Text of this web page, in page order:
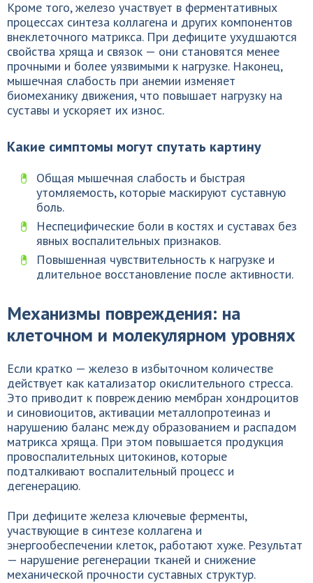
Кроме того, железо участвует в ферментативных
процессах синтеза коллагена и других компонентов
внеклеточного матрикса. При дефиците ухудшаются
свойства хряща и связок — они становятся менее
прочными и более уязвимыми к нагрузке. Наконец,
мышечная слабость при анемии изменяет
биомеханику движения, что повышает нагрузку на
суставы и ускоряет их износ.
Какие симптомы могут спутать картину
Общая мышечная слабость и быстрая
утомляемость, которые маскируют суставную
боль.
Неспецифические боли в костях и суставах без
явных воспалительных признаков.
Повышенная чувствительность к нагрузке и
длительное восстановление после активности.
Механизмы повреждения: на
клеточном и молекулярном уровнях
Если кратко — железо в избыточном количестве
действует как катализатор окислительного стресса.
Это приводит к повреждению мембран хондроцитов
и синовиоцитов, активации металлопротеиназ и
нарушению баланс между образованием и распадом
матрикса хряща. При этом повышается продукция
провоспалительных цитокинов, которые
подталкивают воспалительный процесс и
дегенерацию.
При дефиците железа ключевые ферменты,
участвующие в синтезе коллагена и
энергообеспечении клеток, работают хуже. Результат
— нарушение регенерации тканей и снижение
механической прочности суставных структур.